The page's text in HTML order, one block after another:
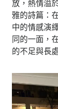
放，熱情溢
雅的詩篇：
中的情感演
同的一面，
的不足與長